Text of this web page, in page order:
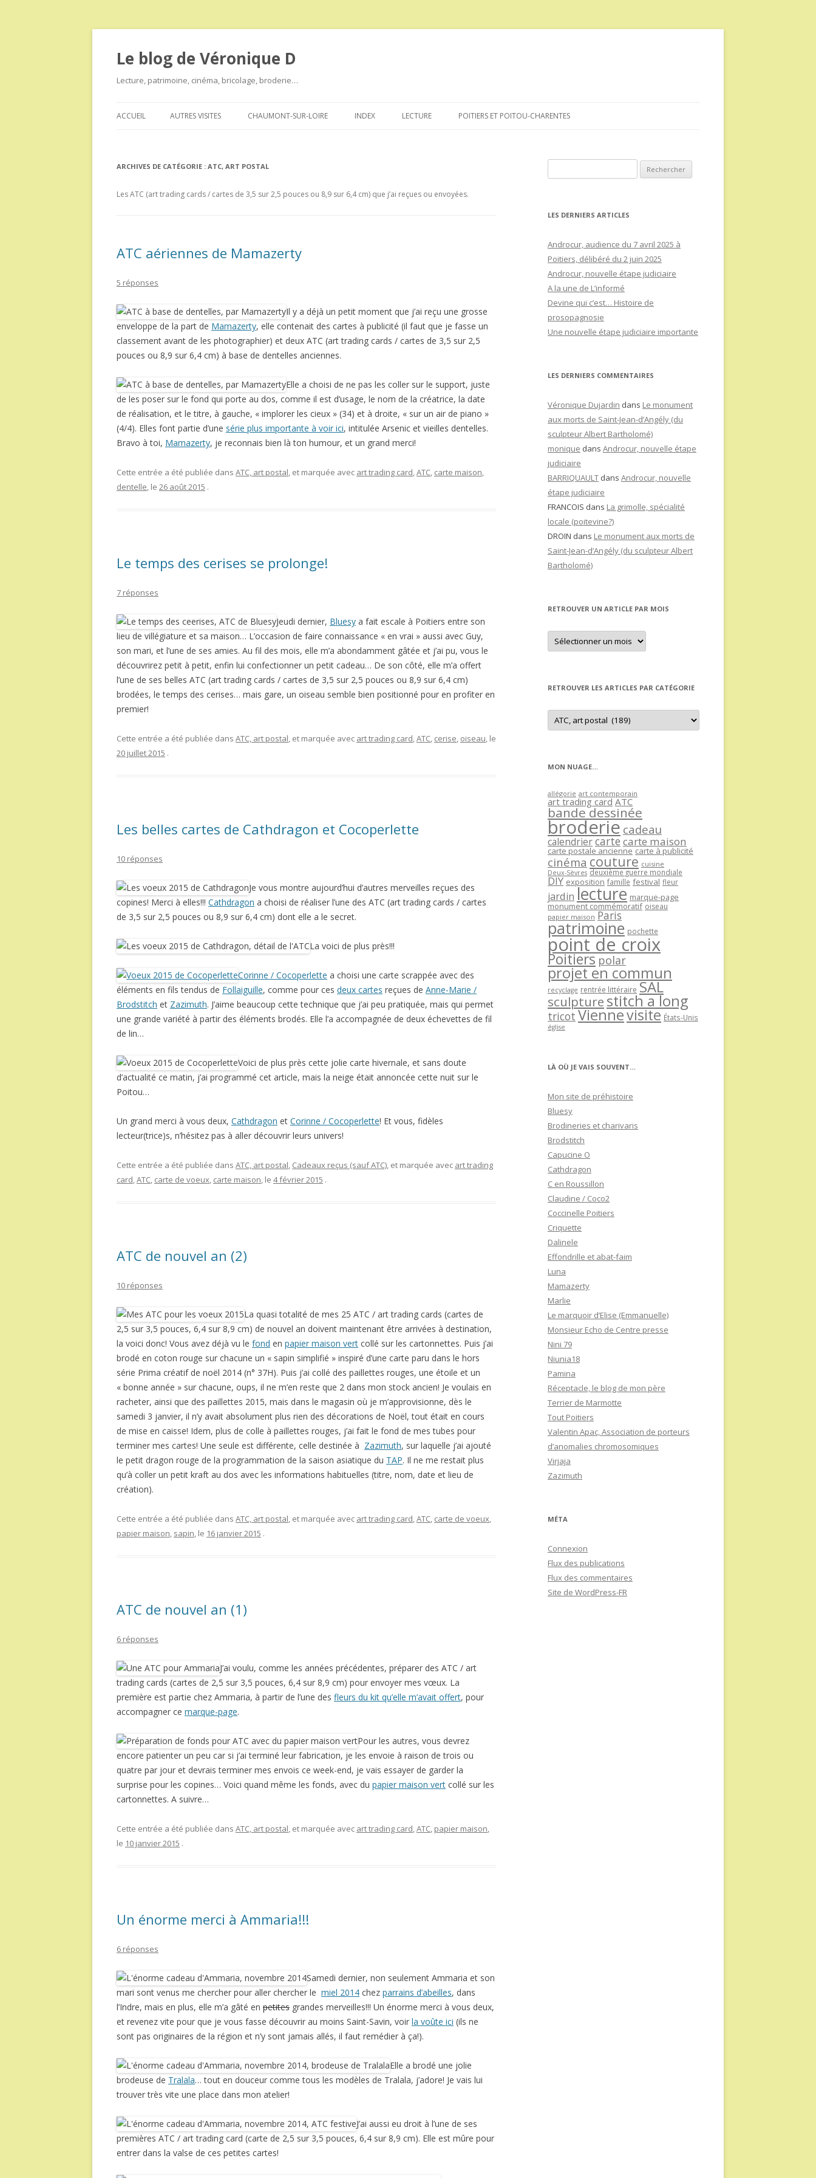
Le blog de Véronique D
Lecture, patrimoine, cinéma, bricolage, broderie…
au
ACCUEIL AUTRES VISITES CHAUMONT-SUR-LOIRE INDEX LECTURE POITIERS ET POITOU-CHARENTES
ARCHIVES DE CATÉGORIE : ATC, ART POSTAL
Les ATC (art trading cards / cartes de 3,5 sur 2,5 pouces ou 8,9 sur 6,4 cm) que j’ai reçues ou envoyées.
ATC aériennes de Mamazerty
5 réponses
Il y a déjà un petit moment que j’ai reçu une grosse
enveloppe de la part de Mamazerty, elle contenait des cartes à publicité (il faut que je fasse un
classement avant de les photographier) et deux ATC (art trading cards / cartes de 3,5 sur 2,5
pouces ou 8,9 sur 6,4 cm) à base de dentelles anciennes.
Elle a choisi de ne pas les coller sur le support, juste
de les poser sur le fond qui porte au dos, comme il est d’usage, le nom de la créatrice, la date
de réalisation, et le titre, à gauche, « implorer les cieux » (34) et à droite, « sur un air de piano »
(4/4). Elles font partie d’une série plus importante à voir ici, intitulée Arsenic et vieilles dentelles.
Bravo à toi, Mamazerty, je reconnais bien là ton humour, et un grand merci!
Cette entrée a été publiée dans ATC, art postal, et marquée avec art trading card,ATC, carte maison,
dentelle, le 26 août 2015 .
Le temps des cerises se prolonge!
7 réponses
Jeudi dernier, Bluesy a fait escale à Poitiers entre son
lieu de villégiature et sa maison… L’occasion de faire connaissance « en vrai » aussi avec Guy,
son mari, et l’une de ses amies. Au fil des mois, elle m’a abondamment gâtée et j’ai pu, vous le
découvrirez petit à petit, enfin lui confectionner un petit cadeau… De son côté, elle m’a offert
l’une de ses belles ATC (art trading cards / cartes de 3,5 sur 2,5 pouces ou 8,9 sur 6,4 cm)
brodées, le temps des cerises… mais gare, un oiseau semble bien positionné pour en profiter en
premier!
Cette entrée a été publiée dans ATC, art postal, et marquée avec art trading card,ATC, cerise, oiseau, le
20 juillet 2015 .
Les belles cartes de Cathdragon et Cocoperlette
10 réponses
Je vous montre aujourd’hui d’autres merveilles reçues des
copines! Merci à elles!!! Cathdragon a choisi de réaliser l’une des ATC (art trading cards / cartes
de 3,5 sur 2,5 pouces ou 8,9 sur 6,4 cm) dont elle a le secret.
La voici de plus près!!!
Corinne / Cocoperlette a choisi une carte scrappée avec des
éléments en fils tendus de Follaiguille, comme pour ces deux cartes reçues de Anne-Marie /
Brodstitch et Zazimuth. J’aime beaucoup cette technique que j’ai peu pratiquée, mais qui permet
une grande variété à partir des éléments brodés. Elle l’a accompagnée de deux échevettes de fil
de lin…
Voici de plus près cette jolie carte hivernale, et sans doute
d’actualité ce matin, j’ai programmé cet article, mais la neige était annoncée cette nuit sur le
Poitou…
Un grand merci à vous deux, Cathdragon et Corinne / Cocoperlette! Et vous, fidèles
lecteur(trice)s, n’hésitez pas à aller découvrir leurs univers!
Cette entrée a été publiée dans ATC, art postal, Cadeaux reçus (sauf ATC), et marquée avec art trading
card,ATC, carte de voeux, carte maison, le 4 février 2015 .
ATC de nouvel an (2)
10 réponses
La quasi totalité de mes 25 ATC / art trading cards (cartes de
2,5 sur 3,5 pouces, 6,4 sur 8,9 cm) de nouvel an doivent maintenant être arrivées à destination,
la voici donc! Vous avez déjà vu le fond en papier maison vert collé sur les cartonnettes. Puis j’ai
brodé en coton rouge sur chacune un « sapin simplifié » inspiré d’une carte paru dans le hors
série Prima créatif de noël 2014 (n° 37H). Puis j’ai collé des paillettes rouges, une étoile et un
« bonne année » sur chacune, oups, il ne m’en reste que 2 dans mon stock ancien! Je voulais en
racheter, ainsi que des paillettes 2015, mais dans le magasin où je m’approvisionne, dès le
samedi 3 janvier, il n’y avait absolument plus rien des décorations de Noël, tout était en cours
de mise en caisse! Idem, plus de colle à paillettes rouges, j’ai fait le fond de mes tubes pour
terminer mes cartes! Une seule est différente, celle destinée à Zazimuth, sur laquelle j’ai ajouté
le petit dragon rouge de la programmation de la saison asiatique du TAP. Il ne me restait plus
qu’à coller un petit kraft au dos avec les informations habituelles (titre, nom, date et lieu de
création).
Cette entrée a été publiée dans ATC, art postal, et marquée avec art trading card,ATC, carte de voeux,
papier maison, sapin, le 16 janvier 2015 .
ATC de nouvel an (1)
6 réponses
J’ai voulu, comme les années précédentes, préparer des ATC / art
trading cards (cartes de 2,5 sur 3,5 pouces, 6,4 sur 8,9 cm) pour envoyer mes vœux. La
première est partie chez Ammaria, à partir de l’une des fleurs du kit qu’elle m’avait offert, pour
accompagner ce marque-page.
Pour les autres, vous devrez
encore patienter un peu car si j’ai terminé leur fabrication, je les envoie à raison de trois ou
quatre par jour et devrais terminer mes envois ce week-end, je vais essayer de garder la
surprise pour les copines… Voici quand même les fonds, avec du papier maison vert collé sur les
cartonnettes. A suivre…
Cette entrée a été publiée dans ATC, art postal, et marquée avec art trading card,ATC, papier maison,
le 10 janvier 2015 .
Un énorme merci à Ammaria!!!
6 réponses
Samedi dernier, non seulement Ammaria et son
mari sont venus me chercher pour aller chercher le miel 2014 chez parrains d’abeilles, dans
l’Indre, mais en plus, elle m’a gâté en petites grandes merveilles!!! Un énorme merci à vous deux,
et revenez vite pour que je vous fasse découvrir au moins Saint-Savin, voir la voûte ici (ils ne
sont pas originaires de la région et n’y sont jamais allés, il faut remédier à ça!).
Elle a brodé une jolie
brodeuse de Tralala… tout en douceur comme tous les modèles de Tralala, j’adore! Je vais lui
trouver très vite une place dans mon atelier!
J’ai aussi eu droit à l’une de ses
premières ATC / art trading card (carte de 2,5 sur 3,5 pouces, 6,4 sur 8,9 cm). Elle est mûre pour
entrer dans la valse de ces petites cartes!
LES DERNIERS ARTICLES
Androcur, audience du 7 avril 2025 à
Poitiers, délibéré du 2 juin 2025
Androcur, nouvelle étape judiciaire
A la une de L’informé
Devine qui c’est… Histoire de
prosopagnosie
Une nouvelle étape judiciaire importante
LES DERNIERS COMMENTAIRES
Véronique Dujardin dans Le monument
aux morts de Saint-Jean-d’Angély (du
sculpteur Albert Bartholomé)
monique dans Androcur, nouvelle étape
judiciaire
BARRIQUAULT dans Androcur, nouvelle
étape judiciaire
FRANCOIS dans La grimolle, spécialité
locale (poitevine?)
DROIN dans Le monument aux morts de
Saint-Jean-d’Angély (du sculpteur Albert
Bartholomé)
RETROUVER UN ARTICLE PAR MOIS
Retrouver
un
article
RETROUVER LES ARTICLES PAR CATÉGORIE
Retrouver
les
articles
MON NUAGE…
allégorie art contemporain
art trading card ATC
bande dessinée
broderie cadeau
calendriercartecarte maison
carte postale ancienne carte à publicité
cinéma couture cuisine
Deux-Sèvres deuxième guerre mondiale
DIY exposition famille festival fleur
jardin lecture marque-page
monument commémoratif oiseau
papier maison Paris
patrimoine pochette
point de croix
Poitiers polar
projet en commun
recyclage rentrée littéraire SAL
sculpture stitch a long
tricot Viennevisite États-Unis
église
LÀ OÙ JE VAIS SOUVENT…
Mon site de préhistoire
Bluesy
Brodineries et charivaris
Brodstitch
Capucine O
Cathdragon
C en Roussillon
Claudine / Coco2
Coccinelle Poitiers
Criquette
Dalinele
Effondrille et abat-faim
Luna
Mamazerty
Marlie
Le marquoir d’Elise (Emmanuelle)
Monsieur Echo de Centre presse
Nini 79
Niunia18
Pamina
Réceptacle, le blog de mon père
Terrier de Marmotte
Tout Poitiers
Valentin Apac, Association de porteurs
d’anomalies chromosomiques
Virjaja
Zazimuth
MÉTA
Connexion
Flux des publications
Flux des commentaires
Site de WordPress-FR